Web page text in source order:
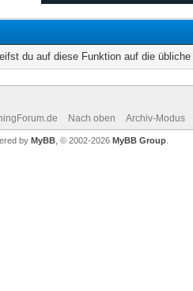
du auf diese Funktion auf die
Nach oben Archiv-Modus
by MyBB , © 2002-2026 MyBB Group